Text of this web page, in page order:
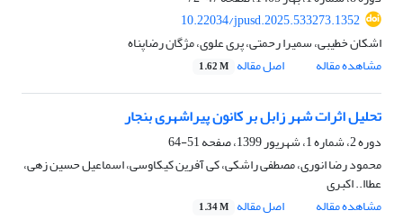
10.22034/jpusd.2025.533273.1352
اشکان خطیبی، سمیرا رحمتی، پری علوی، مژگان رضاپناه
مشاهده مقاله
اصل مقاله 1.62 M
تحلیل اثرات شهر زابل بر کانون پیراشهری بنجار
دوره 2، شماره 1، شهریور 1399، صفحه
51-64
محمود رضا انوری، مصطفی راشکی، کی آفرین کیکاوسی، اسماعیل حسین زهی،
عطاا.. اکبری
مشاهده مقاله
اصل مقاله 1.34 M